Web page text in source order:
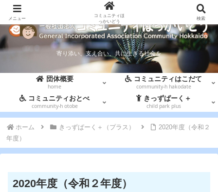
寄り添い、支え合い、共に生きる社会を
団体概要
home
コミュニティはこだて
community-h hakodate
コミュニティおとべ
community-h otobe
きっずぱーく＋
child park plus
ホーム きっずぱーく＋（プラス）
2020年度（令和２
年度）
2020年度（令和２年度）
メニュー
コミュニティほ
っかいどう
検索